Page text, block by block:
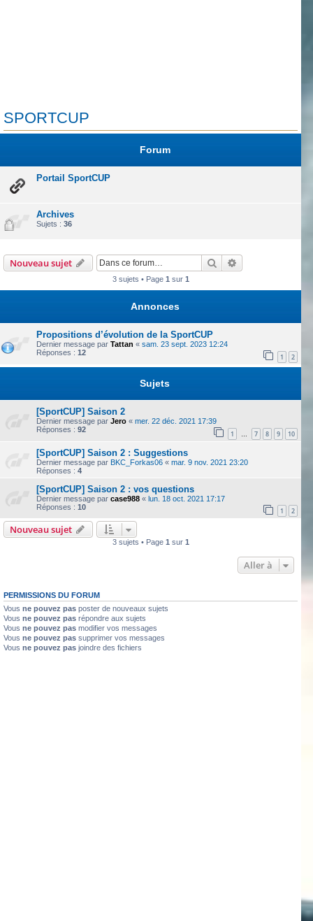
SPORTCUP
Forum
Portail SportCUP
Archives
Sujets : 36
Nouveau sujet Rechercher
3 sujets • Page 1 sur 1
Annonces
Propositions d’évolution de la SportCUP
Dernier message par Tattan « sam. 23 sept. 2023 12:24
Réponses : 12 1 2
Sujets
[SportCUP] Saison 2
Dernier message par Jero « mer. 22 déc. 2021 17:39
Réponses : 92 1 … 7 8 9 10
[SportCUP] Saison 2 : Suggestions
Dernier message par BKC_Forkas06 « mar. 9 nov. 2021 23:20
Réponses : 4
[SportCUP] Saison 2 : vos questions
Dernier message par case988 « lun. 18 oct. 2021 17:17
Réponses : 10 1 2
Nouveau sujet
3 sujets • Page 1 sur 1
Aller à
PERMISSIONS DU FORUM
Vous ne pouvez pas poster de nouveaux sujets
Vous ne pouvez pas répondre aux sujets
Vous ne pouvez pas modifier vos messages
Vous ne pouvez pas supprimer vos messages
Vous ne pouvez pas joindre des fichiers